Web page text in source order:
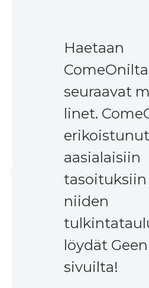
Haetaan
ComeOnilta
seuraavat
linet.
erikoistunut
aasialaisiin
tasoituksiin
niiden
löydät Geen
sivuilta!